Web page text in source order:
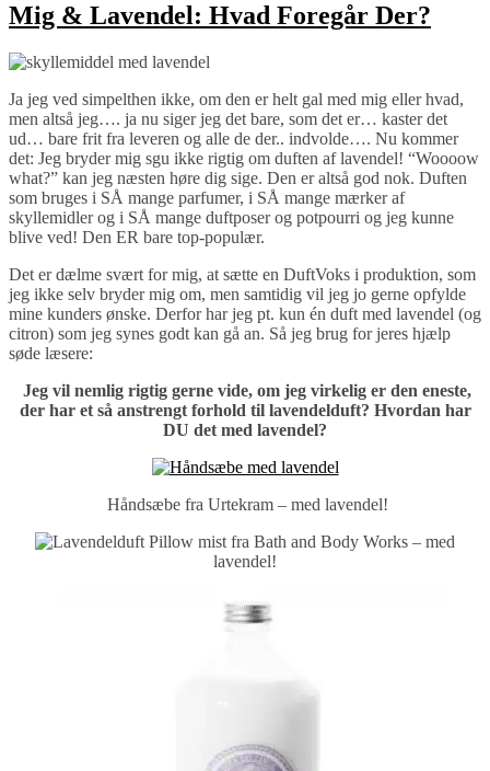
Mig & Lavendel: Hvad Foregår Der?
Ja jeg ved simpelthen ikke, om den er helt gal med mig eller hvad,
men altså jeg…. ja nu siger jeg det bare, som det er… kaster det
ud… bare frit fra leveren og alle de der.. indvolde…. Nu kommer
det: Jeg bryder mig sgu ikke rigtig om duften af lavendel! “Woooow
what?” kan jeg næsten høre dig sige. Den er altså god nok. Duften
som bruges i SÅ mange parfumer, i SÅ mange mærker af
skyllemidler og i SÅ mange duftposer og potpourri og jeg kunne
blive ved! Den ER bare top-populær.
Det er dælme svært for mig, at sætte en DuftVoks i produktion, som
jeg ikke selv bryder mig om, men samtidig vil jeg jo gerne opfylde
mine kunders ønske. Derfor har jeg pt. kun én duft med lavendel (og
citron) som jeg synes godt kan gå an. Så jeg brug for jeres hjælp
søde læsere:
Jeg vil nemlig rigtig gerne vide, om jeg virkelig er den eneste,
der har et så anstrengt forhold til lavendelduft? Hvordan har
DU det med lavendel?
Håndsæbe fra Urtekram – med lavendel!
Pillow mist fra Bath and Body Works – med
lavendel!